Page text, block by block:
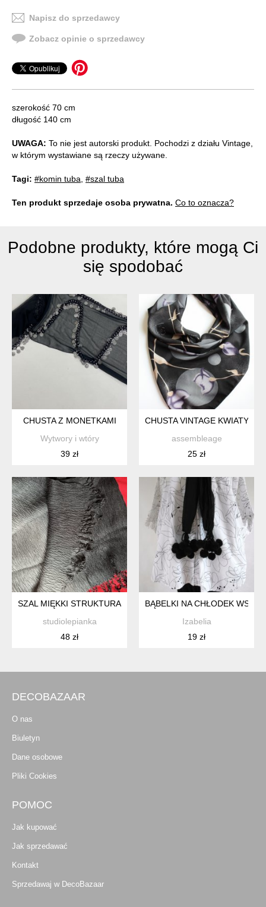
Napisz do sprzedawcy
Zobacz opinie o sprzedawcy
szerokość 70 cm
długość 140 cm
UWAGA: To nie jest autorski produkt. Pochodzi z działu Vintage,
w którym wystawiane są rzeczy używane.
Tagi: #komin tuba #szal tuba
Ten produkt sprzedaje osoba prywatna. Co to oznacza?
Podobne produkty, które mogą Ci
się spodobać
CHUSTA Z MONETKAMI
Wytwory i wtóry
39 zł
CHUSTA VINTAGE KWIATY
assembleage
25 zł
SZAL MIĘKKI STRUKTURALNY CIENIOWANY ORYGINALNY Z
studiolepianka
48 zł
BĄBELKI NA CHŁODEK
Izabelia
19 zł
DECOBAZAAR
O nas
Biuletyn
Dane osobowe
Pliki Cookies
POMOC
Jak kupować
Jak sprzedawać
Kontakt
Sprzedawaj w DecoBazaar